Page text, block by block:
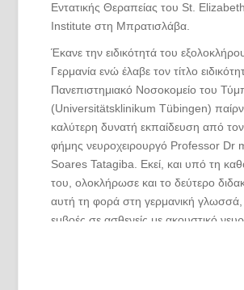
Εντατικής Θεραπείας του St.
Institute στη Μπρατισλάβα.
Έκανε την ειδικότητά του
Γερμανία ενώ έλαβε τον τίτλο
Πανεπιστημιακό Νοσοκομείο του
(Universitätsklinikum Tübingen)
καλύτερη δυνατή εκπαίδευση από
φήμης νευροχειρουργό Professor Dr
Soares Tatagiba. Εκεί, και υπό τη
του, ολοκλήρωσε και το δεύτερο
αυτή τη φορά στη γερμανική γλωσσά,
εμβοές σε ασθενείς με ακουστικό